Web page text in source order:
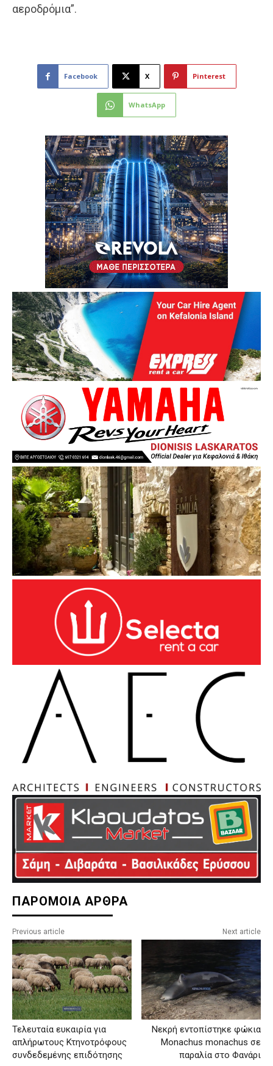
αεροδρόμια”.
Facebook X Pinterest
WhatsApp
ΠΑΡΟΜΟΙΑ ΑΡΘΡΑ
Previous article
Τελευταία ευκαιρία για
απλήρωτους Κτηνοτρόφους
συνδεδεμένης επιδότησης
Next article
Νεκρή εντοπίστηκε φώκια
Monachus monachus σε
παραλία στο Φανάρι